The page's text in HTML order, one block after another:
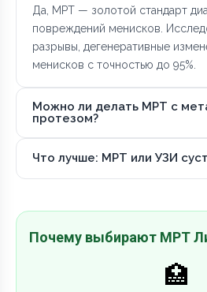
Да, МРТ — золотой стандарт
повреждений менисков.
разрывы, дегенеративные
менисков с точностью до 95%.
Можно ли делать МРТ с
протезом?
Что лучше: МРТ или УЗИ
Почему выбирают МРТ
🏥